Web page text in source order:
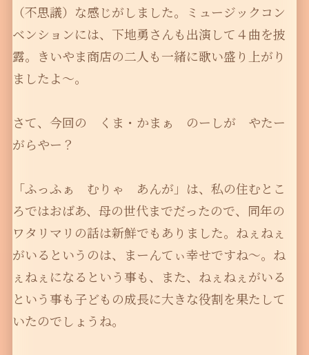
（不思議）な感じがしました。ミュージックコン
ベンションには、下地勇さんも出演して４曲を披
露。きいやま商店の二人も一緒に歌い盛り上がり
ましたよ〜。
さて、今回の くま・かまぁ のーしが やたー
がらやー？
「ふっふぁ むりゃ あんが」は、私の住むとこ
ろではおばあ、母の世代までだったので、同年の
ワタリマリの話は新鮮でもありました。ねぇねぇ
がいるというのは、まーんてぃ幸せですね〜。ね
ぇねぇになるという事も、また、ねぇねぇがいる
という事も子どもの成長に大きな役割を果たして
いたのでしょうね。